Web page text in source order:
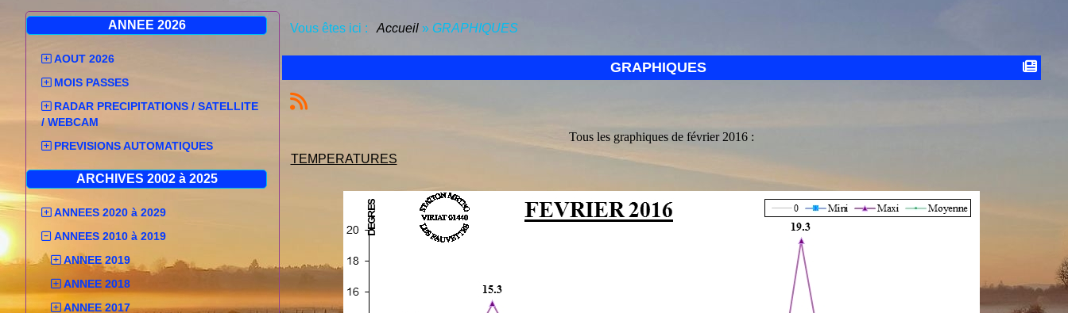
ANNEE 2026
AOUT 2026
MOIS PASSES
RADAR PRECIPITATIONS / SATELLITE
/ WEBCAM
PREVISIONS AUTOMATIQUES
ARCHIVES 2002 à 2025
ANNEES 2020 à 2029
ANNEES 2010 à 2019
ANNEE 2019
ANNEE 2018
ANNEE 2017
Vous êtes ici : Accueil » GRAPHIQUES
GRAPHIQUES
Tous les graphiques de février 2016 :
TEMPERATURES